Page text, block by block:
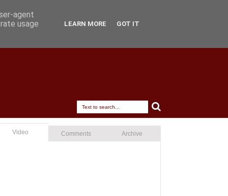
Video Comments Archive
agent
usage
LEARN MORE GOT IT